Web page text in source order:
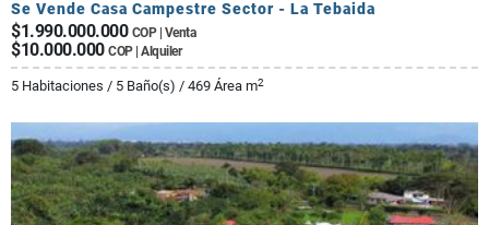
Se Vende Casa Campestre Sector - La Tebaida
$1.990.000.000 COP | Venta
$10.000.000 COP | Alquiler
5 Habitaciones / 5 Baño(s) / 469 Área m2